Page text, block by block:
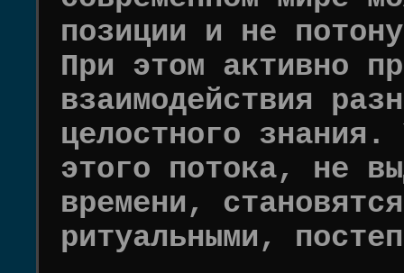
позиции и не
При этом активно
взаимодействия
целостного
этого потока, не
времени,
ритуальными,